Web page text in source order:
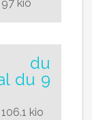
97 kio
du
du 9
106.1 kio